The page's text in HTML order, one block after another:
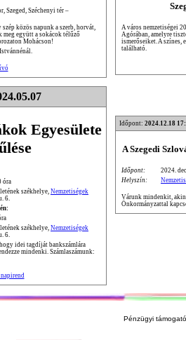
Szeged, Széchenyi tér –
közös napunk a szerb, horvát,
meg együtt a sokácok télűző
Mohácson!
A város nemzetiségei
Agórában, amelyre
ismerőseiket. A színes,
található.
Egyesülete
óra
székhelye, Nemzetiségek
6.
székhelye, Nemzetiségek
6.
idei tagdíját bankszámlára
mindenki. Számlaszámunk:
Időpont: 2024.12.18
A Szegedi
Időpont:
2024.
Helyszín:
Várunk mindenkit,
Önkormányzattal
Pénzügyi